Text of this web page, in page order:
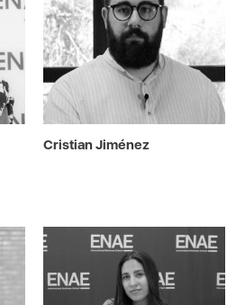
Cristian Jiménez